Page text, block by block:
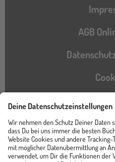
AGB
Instagram
TikTokPinterestYouTube